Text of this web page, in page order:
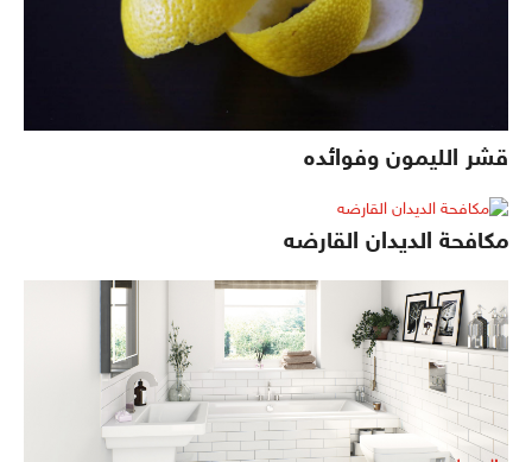
قشر الليمون وفوائده
مكافحة الديدان القارضه